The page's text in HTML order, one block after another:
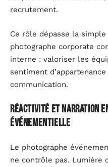
recrutement.
Ce rôle dépasse la
photographe corporate
interne : valoriser les
sentiment
communication.
Réactivité et narration
événementielle
Le photographe
ne contrôle pas. Lumière